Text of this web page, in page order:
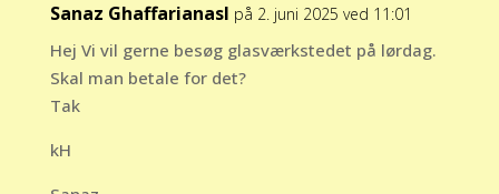
Sanaz Ghaffarianasl på 2. juni 2025 ved 11:01
Hej Vi vil gerne besøg glasværkstedet på lørdag.
Skal man betale for det?
Tak
kH